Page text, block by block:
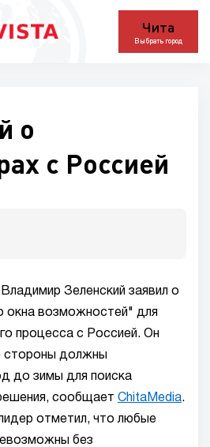
Чита
Выбрать город
о
с Россией
Зеленский заявил о
окна возможностей" для
процесса с Россией. Он
стороны должны
до зимы для поиска
сообщает ChitaMedia.
отметил, что любые
без